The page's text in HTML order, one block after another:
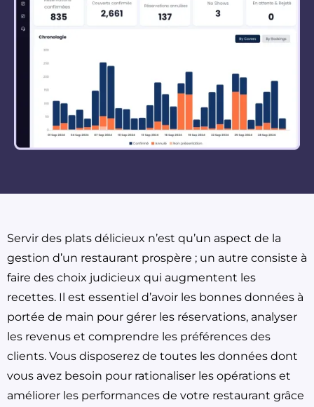
Servir des plats délicieux n’est qu’un aspect de la
gestion d’un restaurant prospère ; un autre consiste à
faire des choix judicieux qui augmentent les
recettes. Il est essentiel d’avoir les bonnes données à
portée de main pour gérer les réservations, analyser
les revenus et comprendre les préférences des
clients. Vous disposerez de toutes les données dont
vous avez besoin pour rationaliser les opérations et
améliorer les performances de votre restaurant grâce